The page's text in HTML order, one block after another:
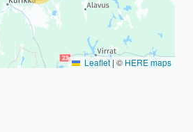
Leaflet | © HERE maps